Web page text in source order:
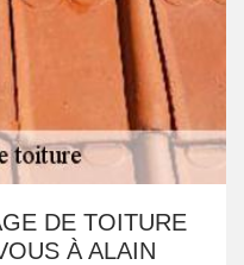
DE TOITURE
À ALAIN